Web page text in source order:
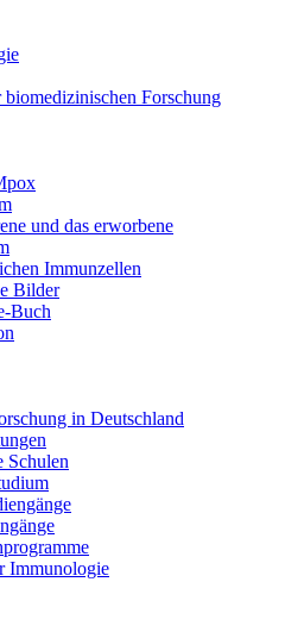
biomedizinischen Forschung
und das erworbene
Immunzellen
Bilder
Buch
in Deutschland
Schulen
Immunologie